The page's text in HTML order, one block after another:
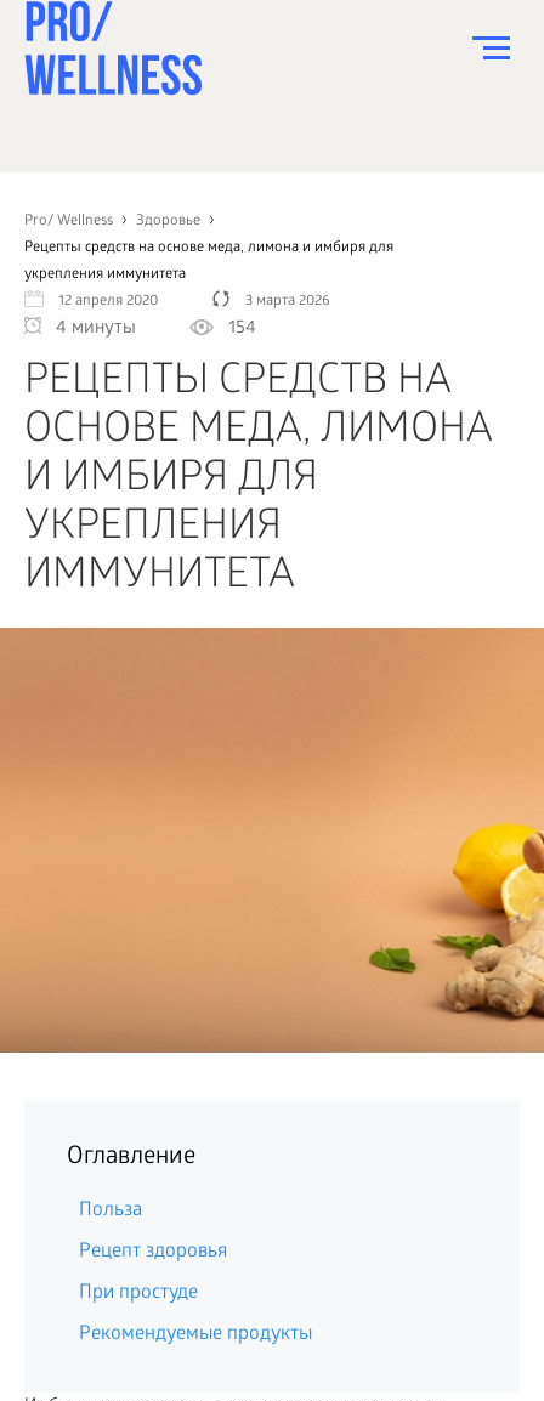
Pro/ Wellness
Здоровье
Рецепты средств на основе меда, лимона и имбиря для
укрепления иммунитета
12 апреля 2020
3 марта 2026
4 минуты 154
РЕЦЕПТЫ СРЕДСТВ НА
ОСНОВЕ МЕДА, ЛИМОНА
И ИМБИРЯ ДЛЯ
УКРЕПЛЕНИЯ
ИММУНИТЕТА
Оглавление
Польза
Рецепт здоровья
При простуде
Рекомендуемые продукты
СПОРТ
ЗДОРОВЬЕ
КРАСОТА
ПСИХОЛОГИЯ
ДЕТИ